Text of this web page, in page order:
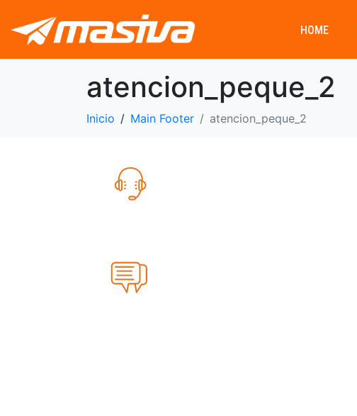
HOME
atencion_peque_2
Inicio Main Footer atencion_peque_2